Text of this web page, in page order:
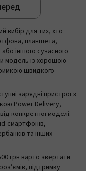
вибір для тих, хто
планшета,
іншого сучасного
модель із хорошою
швидкого
зарядні пристрої з
Power Delivery,
конкретної моделі.
смартфонів,
та інших
грн варто звертати
підтримку